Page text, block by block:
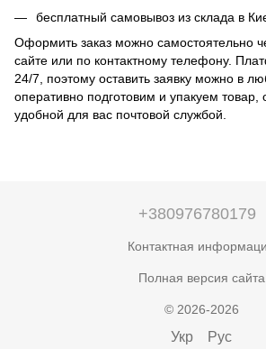
бесплатный самовывоз из склада в
Оформить заказ можно самостоятельно
сайте или по контактному телефону.
24/7, поэтому оставить заявку можно в
оперативно подготовим и упакуем товар,
удобной для вас почтовой службой.
+380976780179
Контактная
Полная версия сайта
© 2026-2026
Укр Рус